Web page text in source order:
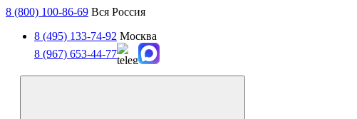
8 (800) 100-86-69 Вся Россия
8 (495) 133-74-92 Москва
8 (967) 653-44-77